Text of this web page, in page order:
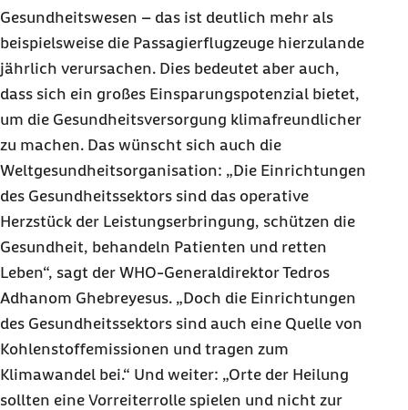
Gesundheitswesen – das ist deutlich mehr als
beispielsweise die Passagierflugzeuge hierzulande
jährlich verursachen. Dies bedeutet aber auch,
dass sich ein großes Einsparungspotenzial bietet,
um die Gesundheitsversorgung klimafreundlicher
zu machen. Das wünscht sich auch die
Weltgesundheitsorganisation: „Die Einrichtungen
des Gesundheitssektors sind das operative
Herzstück der Leistungserbringung, schützen die
Gesundheit, behandeln Patienten und retten
Leben“, sagt der WHO-Generaldirektor Tedros
Adhanom Ghebreyesus. „Doch die Einrichtungen
des Gesundheitssektors sind auch eine Quelle von
Kohlenstoffemissionen und tragen zum
Klimawandel bei.“ Und weiter: „Orte der Heilung
sollten eine Vorreiterrolle spielen und nicht zur